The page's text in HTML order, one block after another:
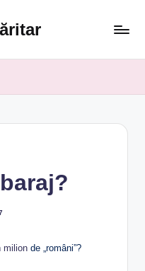
milion de „români”?